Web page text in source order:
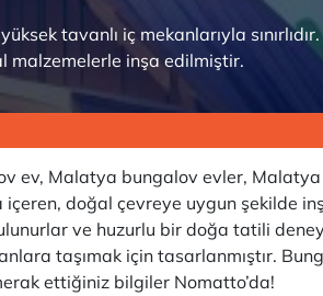
tavanlı iç mekanlarıyla
malzemelerle inşa edilmiştir.
ev, Malatya bungalov evler,
doğal çevreye uygun şekilde
ve huzurlu bir doğa tatili
taşımak için tasarlanmıştır.
ettiğiniz bilgiler Nomatto’da!